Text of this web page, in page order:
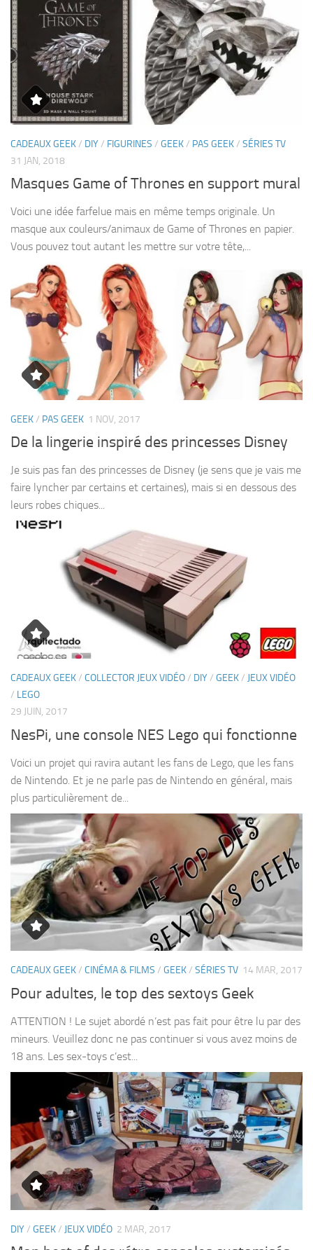
CADEAUX GEEK/ DIY/ FIGURINES / GEEK/ PAS GEEK/ SÉRIES TV
31 JAN, 2018
Masques Game of Thrones en support mural
Voici une idée farfelue mais en même temps originale. Un
masque aux couleurs/animaux de Game of Thrones en papier.
Vous pouvez tout autant les mettre sur votre tête,...
GEEK/ PAS GEEK 1 NOV, 2017
De la lingerie inspiré des princesses Disney
Je suis pas fan des princesses de Disney (je sens que je vais me
faire lyncher par certains et certaines), mais si en dessous des
leurs robes chiques...
CADEAUX GEEK/ COLLECTOR JEUX VIDÉO/ DIY/ GEEK/ JEUX VIDÉO
/ LEGO
29 JUIN, 2017
NesPi, une console NES Lego qui fonctionne
Voici un projet qui ravira autant les fans de Lego, que les fans
de Nintendo. Et je ne parle pas de Nintendo en général, mais
plus particulièrement de...
CADEAUX GEEK/ CINÉMA & FILMS / GEEK/ SÉRIES TV 14 MAR, 2017
Pour adultes, le top des sextoys Geek
ATTENTION ! Le sujet abordé n’est pas fait pour être lu par des
mineurs. Veuillez donc ne pas continuer si vous avez moins de
18 ans. Les sex-toys c’est...
DIY/ GEEK/ JEUX VIDÉO 2 MAR, 2017